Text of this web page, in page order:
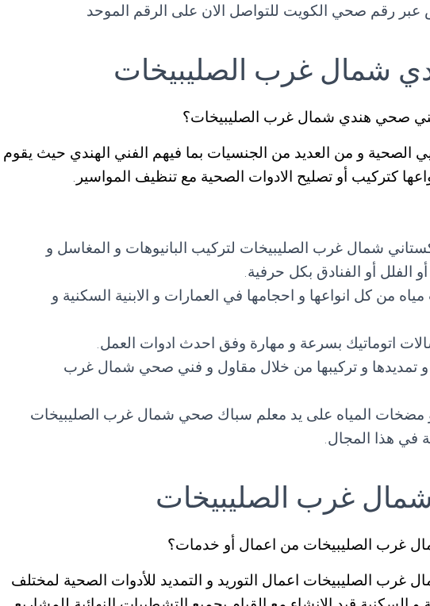
رقم صحي الكويت للتواصل الان على الرقم الموحد
شمال غرب الصليبيخات
صحي هندي شمال غرب الصليبيخات؟
الصحية و من العديد من الجنسيات بما فيهم الفني الهندي حيث يقوم
كتركيب أو تصليح الادوات الصحية مع تنظيف المواسير.
شمال غرب الصليبيخات لتركيب البانيوهات و المغاسل و
الفلل أو الفنادق بكل حرفية.
من كل انواعها و احجامها في العمارات و الابنية السكنية و
اتوماتيك بسرعة و مهارة وفق احدث ادوات العمل.
و تمديدها و تركيبها من خلال مقاول و فني صحي شمال غرب
و مضخات المياه على يد معلم سباك صحي شمال غرب الصليبيخات
في هذا المجال.
غرب الصليبيخات
غرب الصليبيخات من اعمال أو خدمات؟
الصليبيخات اعمال التوريد و التمديد للأدوات الصحية لمختلف